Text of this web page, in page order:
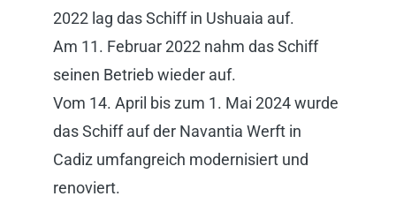
2022 lag das Schiff in Ushuaia auf.
Am 11. Februar 2022 nahm das Schiff
seinen Betrieb wieder auf.
Vom 14. April bis zum 1. Mai 2024 wurde
das Schiff auf der Navantia Werft in
Cadiz umfangreich modernisiert und
renoviert.